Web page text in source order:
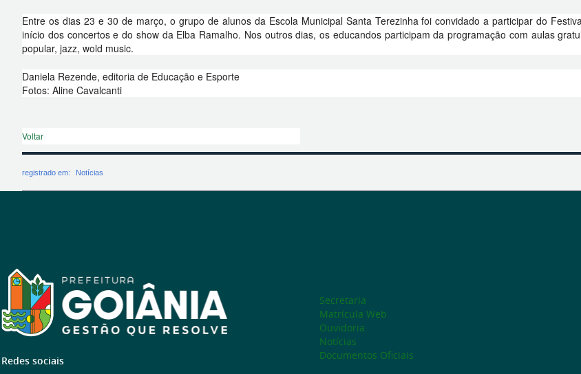
Entre os dias 23 e 30 de março, o grupo de alunos da Escola Municipal Santa Terezinha foi convidado a participar do
início dos concertos e do show da Elba Ramalho. Nos outros dias, os educandos participam da programação com aulas
popular, jazz, wold music.
Daniela Rezende, editoria de Educação e Esporte
Fotos: Aline Cavalcanti
Voltar
registrado em: Notícias
Redes sociais
Secretaria
Matrícula Web
Ouvidoria
Notícias
Documentos Oficiais